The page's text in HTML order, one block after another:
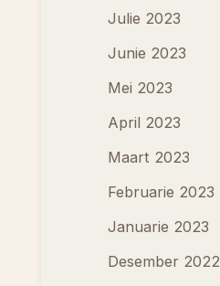
Julie 2023
Junie 2023
Mei 2023
April 2023
Maart 2023
Februarie 2023
Januarie 2023
Desember 2022